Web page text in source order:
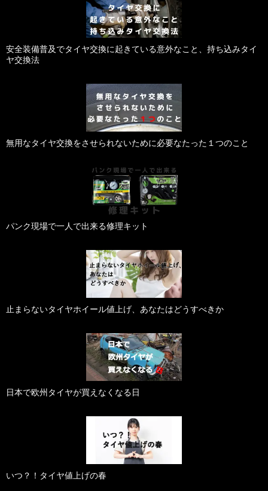
安全装備普及でタイヤ交換に起きている意外なこと、持ち込みタイ
ヤ交換法
無用なタイヤ交換をさせられないために必要なたった１つのこと
パンク現場で一人で出来る修理キット
止まらないタイヤホイール値上げ、あなたはどうすべきか
日本で欧州タイヤが買えなくなる日
いつ？！タイヤ値上げの春